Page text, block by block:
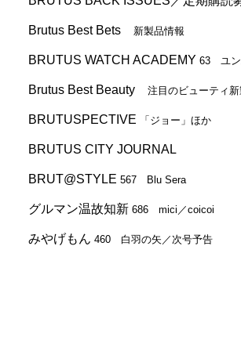
Brutus Best Bets 新製品情報
BRUTUS WATCH ACADEMY 63 ユン
Brutus Best Beauty 注目のビューティ新
BRUTUSPECTIVE 「ジョー」ほか
BRUTUS CITY JOURNAL
BRUT@STYLE 567 Blu Sera
グルマン温故知新 686 mici／coicoi
みやげもん 460 白羽の矢／次号予告